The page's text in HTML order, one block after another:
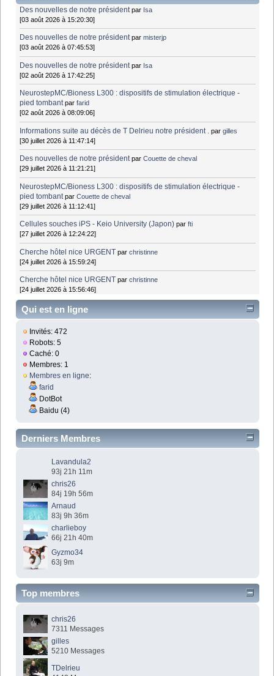
Des nouvelles de notre président par Isa
[03 août 2026 à 15:20:30]
Des nouvelles de notre président parmisterjp
[03 août 2026 à 07:45:53]
Des nouvelles de notre président par Isa
[02 août 2026 à 17:42:25]
NeurostepMC/Bioness L300 : dispositifs de stimulation électrique -
pied tombant parfarid
[02 août 2026 à 08:09:06]
Informations suite au décès de T Delrieu notre président . pargilles
[30 juillet 2026 à 11:47:14]
Des nouvelles de notre président parCouette de cheval
[29 juillet 2026 à 11:21:21]
NeurostepMC/Bioness L300 : dispositifs de stimulation électrique -
pied tombant parCouette de cheval
[29 juillet 2026 à 11:12:41]
Cellules souches iPS - Keio University (Japon) parfti
[27 juillet 2026 à 12:24:22]
Cherche hôtel nice URGENT parchristinne
[24 juillet 2026 à 15:59:24]
Cherche hôtel nice URGENT parchristinne
[24 juillet 2026 à 15:56:46]
Qui est en ligne
Invités: 472
Robots: 5
Caché: 0
Membres: 1
Membres en ligne:
farid
DotBot
Baidu (4)
Derniers Membres
Lavandula2
93j 21h 11m
chris26
84j 19h 56m
Arnaud
83j 9h 36m
charlieboy
66j 21h 40m
Gyzmo34
63j 9m
Top membres
chris26
7311 Messages
gilles
5210 Messages
TDelrieu